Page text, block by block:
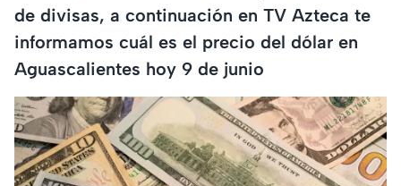
de divisas, a continuación en TV Azteca te
informamos cuál es el precio del dólar en
Aguascalientes hoy 9 de junio